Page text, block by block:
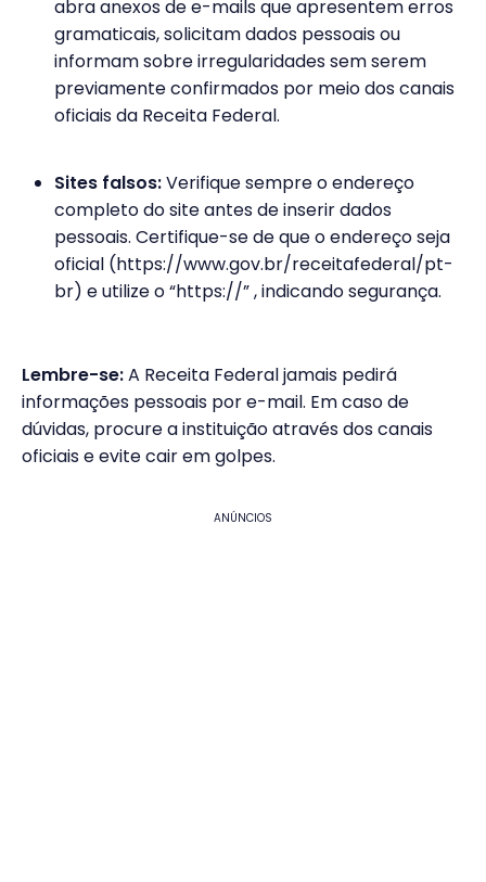
abra anexos de e-mails que apresentem erros
gramaticais, solicitam dados pessoais ou
informam sobre irregularidades sem serem
previamente confirmados por meio dos canais
oficiais da Receita Federal.
Sites falsos:Verifique sempre o endereço
completo do site antes de inserir dados
pessoais. Certifique-se de que o endereço seja
oficial (https://www.gov.br/receitafederal/pt-
br) e utilize o “https://” , indicando segurança.
Lembre-se:A Receita Federal jamais pedirá
informações pessoais por e-mail. Em caso de
dúvidas, procure a instituição através dos canais
oficiais e evite cair em golpes.
ANÚNCIOS